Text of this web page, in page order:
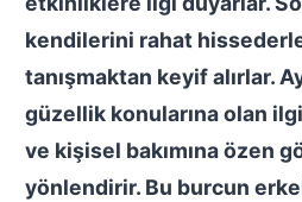
kendilerini rahat
tanışmaktan keyif alırlar.
güzellik konularına olan
ve kişisel bakımına özen
yönlendirir. Bu burcun